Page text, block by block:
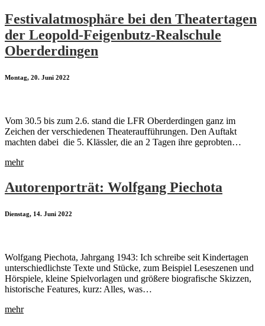
Festivalatmosphäre bei den Theatertagen
der Leopold-Feigenbutz-Realschule
Oberderdingen
Montag, 20. Juni 2022
Vom 30.5 bis zum 2.6. stand die LFR Oberderdingen ganz im
Zeichen der verschiedenen Theateraufführungen. Den Auftakt
machten dabei die 5. Klässler, die an 2 Tagen ihre geprobten…
mehr
Autorenporträt: Wolfgang Piechota
Dienstag, 14. Juni 2022
Wolfgang Piechota, Jahrgang 1943: Ich schreibe seit Kindertagen
unterschiedlichste Texte und Stücke, zum Beispiel Leseszenen und
Hörspiele, kleine Spielvorlagen und größere biografische Skizzen,
historische Features, kurz: Alles, was…
mehr